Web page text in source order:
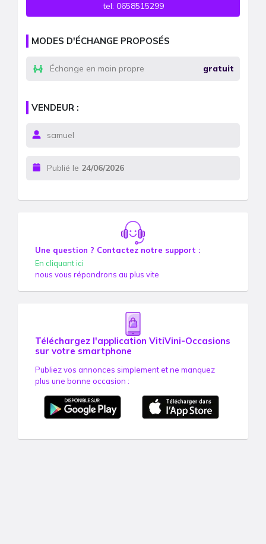
tel: 0658515299
MODES D'ÉCHANGE PROPOSÉS
Échange en main propre gratuit
VENDEUR :
samuel
Publié le 24/06/2026
Une question ? Contactez notre support :
En cliquant ici
nous vous répondrons au plus vite
Téléchargez l'application VitiVini-Occasions
sur votre smartphone
Publiez vos annonces simplement et ne manquez
plus une bonne occasion :